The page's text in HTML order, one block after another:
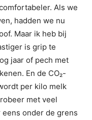
Als we
hadden we nu
Maar ik heb bij
is grip te
jaar of pech met
En de CO₂-
per kilo melk
met veel
onder de grens